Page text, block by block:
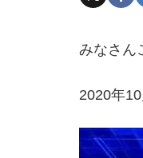
みなさん
2020年